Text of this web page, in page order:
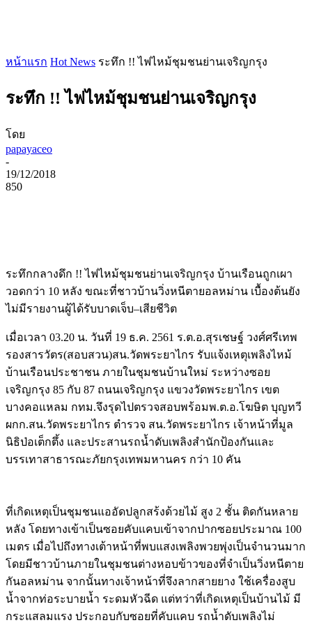
หน้าแรก Hot News ระทึก !! ไฟไหม้ชุมชนย่านเจริญกรุง
ระทึก !! ไฟไหม้ชุมชนย่านเจริญกรุง
โดย
papayaceo
-
19/12/2018
850
ระทึกกลางดึก !!ไฟไหม้ชุมชนย่านเจริญกรุง บ้านเรือนถูกเผา
วอดกว่า 10 หลัง ขณะที่ชาวบ้านวิ่งหนีตายอลหม่าน เบื้องต้นยัง
ไม่มีรายงานผู้ได้รับบาดเจ็บ–เสียชีวิต
เมื่อเวลา 03.20 น. วันที่ 19 ธ.ค. 2561 ร.ต.อ.สุรเชษฐ์ วงศ์ศรีเทพ
รองสารวัตร(สอบสวน)สน.วัดพระยาไกร รับแจ้งเหตุเพลิงไหม้
บ้านเรือนประชาชน ภายในชุมชนบ้านใหม่ ระหว่างซอย
เจริญกรุง 85 กับ 87 ถนนเจริญกรุง แขวงวัดพระยาไกร เขต
บางคอแหลม กทม.จึงรุดไปตรวจสอบพร้อมพ.ต.อ.โฆษิต บุญทวี
ผกก.สน.วัดพระยาไกร ตำรวจ สน.วัดพระยาไกร เจ้าหน้าที่มูล
นิธิป่อเต็กตึ้ง และประสานรถน้ำดับเพลิงสำนักป้องกันและ
บรรเทาสาธารณะภัยกรุงเทพมหานคร กว่า 10 คัน
ที่เกิดเหตุเป็นชุมชนแออัดปลูกสร้งด้วยไม้ สูง 2 ชั้น ติดกันหลาย
หลัง โดยทางเข้าเป็นซอยคับแคบเข้าจากปากซอยประมาณ 100
เมตร เมื่อไปถึงทางเต้าหน้าที่พบแสงเพลิงพวยพุ่งเป็นจำนวนมาก
โดยมีชาวบ้านภายในชุมชนต่างหอบข้าวของที่จำเป็นวิ่งหนีตาย
กันอลหม่าน จากนั้นทางเจ้าหน้าที่จึงลากสายยาง ใช้เครื่องสูบ
น้ำจากท่อระบายน้ำ ระดมหัวฉีด แต่ทว่าที่เกิดเหตุเป็นบ้านไม้ มี
กระแสลมแรง ประกอบกับซอยที่คับแคบ รถน้ำดับเพลิงไม่